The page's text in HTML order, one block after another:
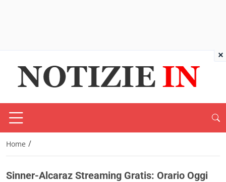
Home /
Sinner-Alcaraz Streaming Gratis: Orario Oggi
×